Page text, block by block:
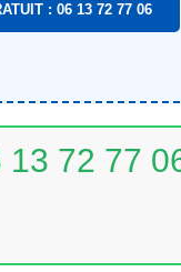
: 06 13 72 77 06
13 72 77